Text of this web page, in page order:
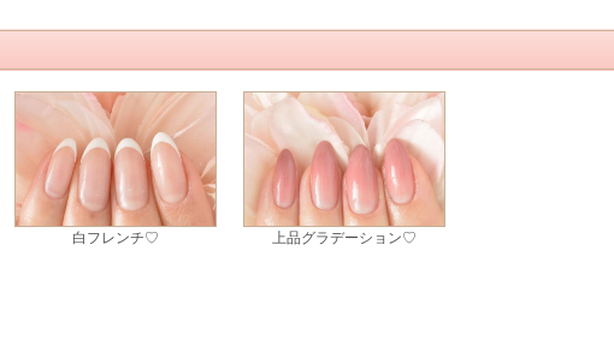
白フレンチ♡ 上品グラデーション♡